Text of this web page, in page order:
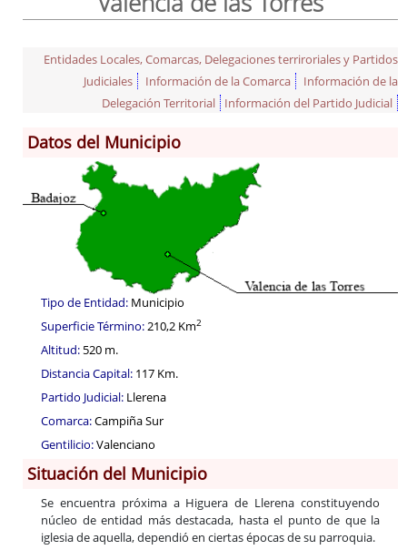
Información General
Historia
Monumentos
Gastronomía
Corporación
Correo-e gratis
Códigos para FACe
Entidades Locales, Comarcas, Delegaciones terriroriales y Partidos
Judiciales
Información de la Comarca
Información de la
Delegación Territorial
Información del Partido Judicial
Datos del Municipio
Tipo de Entidad: Municipio
Superficie Término:210,2 Km2
Altitud: 520 m.
Distancia Capital: 117 Km.
Partido Judicial: Llerena
Comarca:Campiña Sur
Gentilicio:Valenciano
Situación del Municipio
Se encuentra próxima a Higuera de Llerena constituyendo
núcleo de entidad más destacada, hasta el punto de que la
iglesia de aquella, dependió en ciertas épocas de su parroquia.